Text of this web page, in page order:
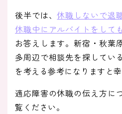
後半では、休職しないで退
休職中にアルバイトをして
お答えします。新宿・秋葉
多周辺で相談先を探してい
を考える参考になりますと幸
適応障害の休職の伝え方に
覧ください。